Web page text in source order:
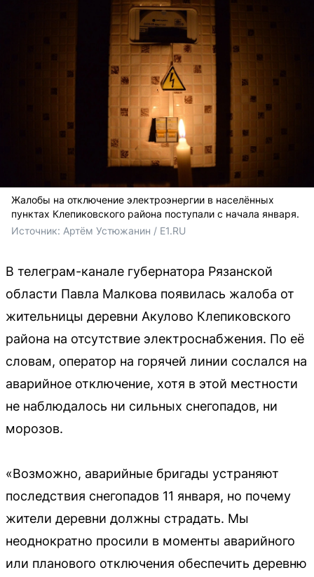
Жалобы на отключение электроэнергии в населённых
пунктах Клепиковского района поступали с начала января.
Источник: Артём Устюжанин / E1.RU
В телеграм-канале губернатора Рязанской
области Павла Малкова появилась жалоба от
жительницы деревни Акулово Клепиковского
района на отсутствие электроснабжения. По её
словам, оператор на горячей линии сослался на
аварийное отключение, хотя в этой местности
не наблюдалось ни сильных снегопадов, ни
морозов.
«Возможно, аварийные бригады устраняют
последствия снегопадов 11 января, но почему
жители деревни должны страдать. Мы
неоднократно просили в моменты аварийного
или планового отключения обеспечить деревню